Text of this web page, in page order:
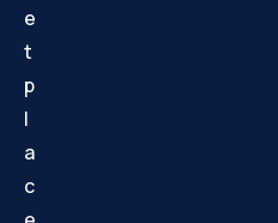
e
t
p
l
a
c